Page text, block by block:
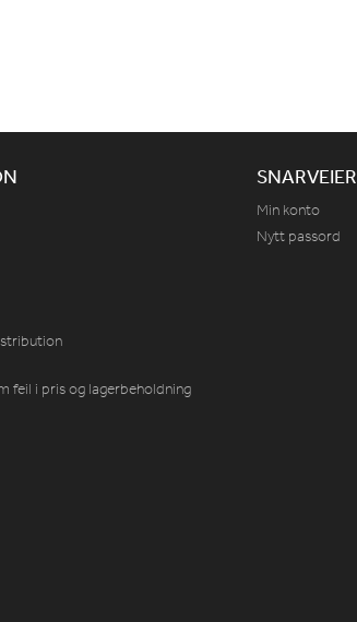
feil i pris og lagerbeholdning
SNARVEIER
Min konto
Nytt passord